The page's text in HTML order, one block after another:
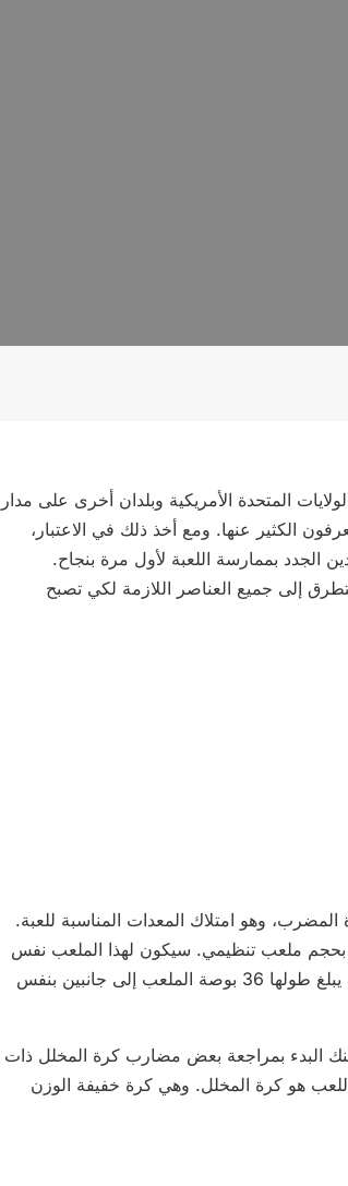
المتحدة الأمريكية وبلدان أخرى على مدار
الكثير عنها. ومع أخذ ذلك في الاعتبار،
الجدد بممارسة اللعبة لأول مرة بنجاح.
إلى جميع العناصر اللازمة لكي تصبح
المضرب، وهو امتلاك المعدات المناسبة للعبة.
ملعب تنظيمي. سيكون لهذا الملعب نفس
أبعاد ملعب كرة الريشة (20 قدماً في 44 قدماً). يجب أن تقسم الشبكة التي يبلغ طولها 36 بوصة الملعب إلى جانبين بنفس
البدء بمراجعة بعض مضارب كرة المخلل ذات
اللعب هو كرة المخلل. وهي كرة خفيفة الوزن